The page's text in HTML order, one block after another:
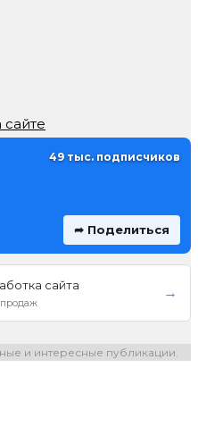
49 тыс. подписчиков
➦ Поделиться
сайта →
и интересные публикации.